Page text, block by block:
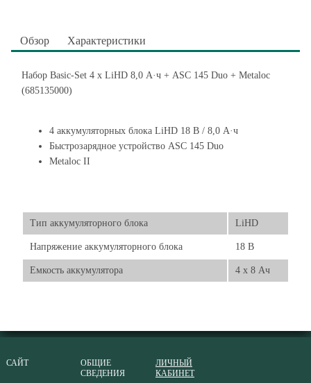
Обзор Характеристики
Набор Basic-Set 4 x LiHD 8,0 А·ч + ASC 145 Duo + Metaloc
(685135000)
4 аккумуляторных блока LiHD 18 В / 8,0 А·ч
Быстрозарядное устройство ASC 145 Duo
Metaloc II
Тип аккумуляторного блока LiHD
Напряжение аккумуляторного блока 18 В
Емкость аккумулятора 4 x 8 Ач
САЙТ
ОБЩИЕ
СВЕДЕНИЯ
ЛИЧНЫЙ
КАБИНЕТ